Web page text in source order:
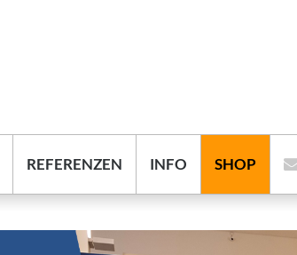
REFERENZEN INFO SHOP